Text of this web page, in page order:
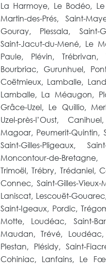
La Harmoye, Le Bodéo,
Martin-des-Prés, Saint-
Gouray, Plessala, Saint-
Saint-Jacut-du-Mené, Le
Paule, Plévin, Trébrivan,
Bourbriac, Gurunhuel,
Coëtmieux, Lamballe,
Lamballe, La Méaugon,
Grâce-Uzel, Le Quillio,
Uzel-près-l’Oust,
Magoar, Peumerit-Quintin,
Saint-Gilles-Pligeaux,
Moncontour-de-
Trimoël, Trébry, Trédaniel,
Connec, Saint-Gilles-
Laniscat, Lescouët-
Saint-Igeaux, Pordic,
Motte, Loudéac, Saint-
Maudan, Trévé,
Plestan, Plésidy, Saint-
Cohiniac, Lanfains, Le